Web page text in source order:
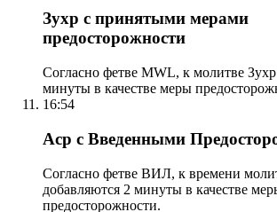
Зухр с принятыми мерами
предосторожности
Согласно фетве MWL, к молитве Зухр
минуты в качестве меры
16:54
Аср с Введенными
Согласно фетве ВИЛ, к времени
добавляются 2 минуты в качестве
предосторожности.